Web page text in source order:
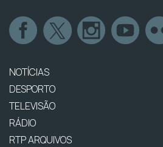
NOTÍCIAS
DESPORTO
TELEVISÃO
RÁDIO
RTP ARQUIVOS